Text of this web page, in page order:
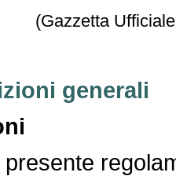
(Gazzetta
generali